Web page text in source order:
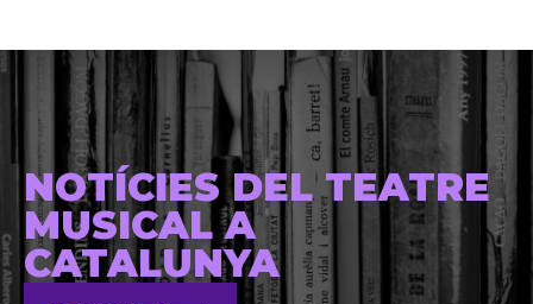
NOTÍCIES DEL TEATRE
MUSICAL A
CATALUNYA